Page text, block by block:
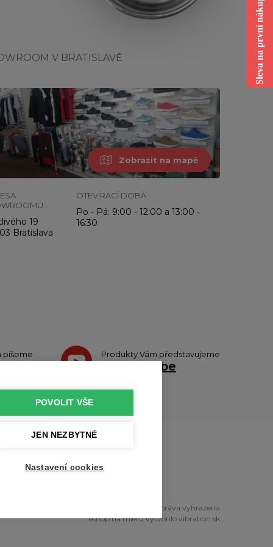
POVOLIT VŠE
JEN NEZBYTNÉ
Nastavení cookies
V BRATISLAVĚ
Zobrazit na mapě
19
Bratislava
OTEVÍRACÍ DOBA
Po - Pá: 9:00 - 12:00 a 13:00 -
16:30
píšeme Produkty Vám představujeme
Youtube
© 2010 - 2026 profikuchar.cz Všechna práva vyhrazena
eshop na mieruvytvorilo vibration.sk
Sleva na první nákup